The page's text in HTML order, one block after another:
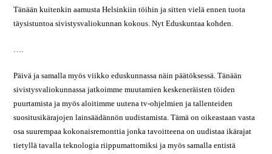
Tänään kuitenkin aamusta Helsinkiin töihin ja sitten vielä ennen tuota
täysistuntoa sivistysvaliokunnan kokous. Nyt Eduskuntaa kohden.
….
Päivä ja samalla myös viikko eduskunnassa näin päätöksessä. Tänään
sivistysvaliokunnassa jatkoimme muutamien keskeneräisten töiden
puurtamista ja myös aloitimme uutena tv-ohjelmien ja tallenteiden
suositusikärajojen lainsäädännön uudistamista. Tämä on oikeastaan vasta
osa suurempaa kokonaisremonttia jonka tavoitteena on uudistaa ikärajat
tietyllä tavalla teknologia riippumattomiksi ja myös samalla entistä